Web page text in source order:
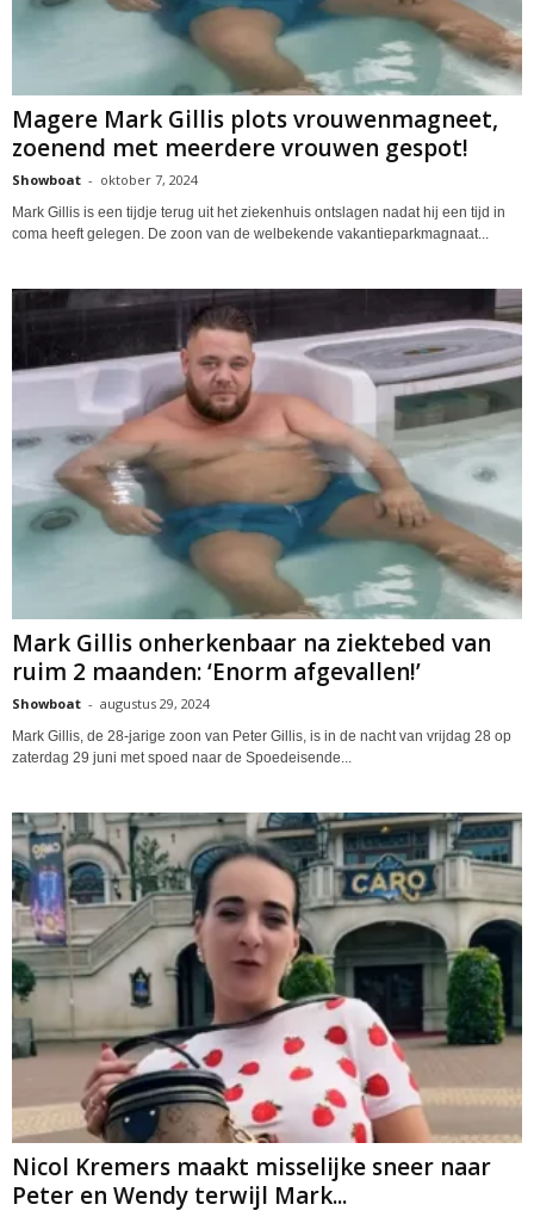
Magere Mark Gillis plots vrouwenmagneet,
zoenend met meerdere vrouwen gespot!
Showboat - oktober 7, 2024
Mark Gillis is een tijdje terug uit het ziekenhuis ontslagen nadat hij een tijd in
coma heeft gelegen. De zoon van de welbekende vakantieparkmagnaat...
Mark Gillis onherkenbaar na ziektebed van
ruim 2 maanden: ‘Enorm afgevallen!’
Showboat - augustus 29, 2024
Mark Gillis, de 28-jarige zoon van Peter Gillis, is in de nacht van vrijdag 28 op
zaterdag 29 juni met spoed naar de Spoedeisende...
Nicol Kremers maakt misselijke sneer naar
Peter en Wendy terwijl Mark...